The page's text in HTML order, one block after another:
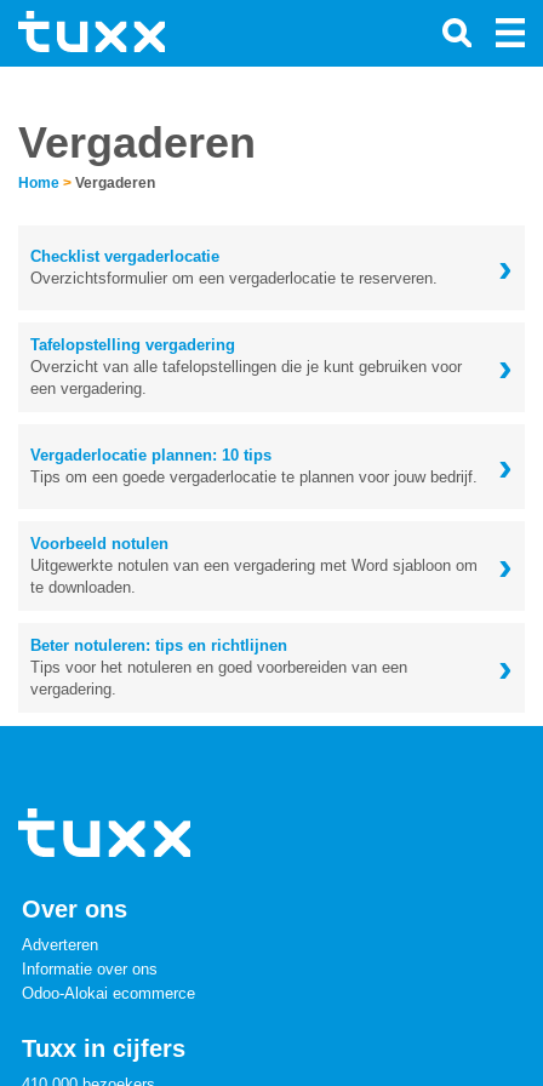
Vergaderen
Home > Vergaderen
Checklist vergaderlocatie
Overzichtsformulier om een vergaderlocatie te reserveren.
›
Tafelopstelling vergadering
Overzicht van alle tafelopstellingen die je kunt gebruiken voor
een vergadering.
›
Vergaderlocatie plannen: 10 tips
Tips om een goede vergaderlocatie te plannen voor jouw bedrijf.
›
Voorbeeld notulen
Uitgewerkte notulen van een vergadering met Word sjabloon om
te downloaden.
›
Beter notuleren: tips en richtlijnen
Tips voor het notuleren en goed voorbereiden van een
vergadering.
›
Over ons
Adverteren
Informatie over ons
Odoo-Alokai ecommerce
Tuxx in cijfers